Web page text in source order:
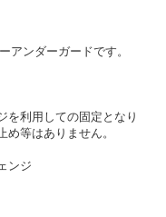
アンダーガードです。
を利用しての固定となり
等はありません。
ンジ